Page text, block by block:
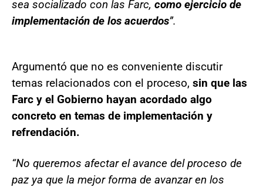
sea socializado con las Farc, como ejercicio de
implementación de los acuerdos”.
Argumentó que no es conveniente discutir
temas relacionados con el proceso, sin que las
Farc y el Gobierno hayan acordado algo
concreto en temas de implementación y
refrendación.
“No queremos afectar el avance del proceso de
paz ya que la mejor forma de avanzar en los